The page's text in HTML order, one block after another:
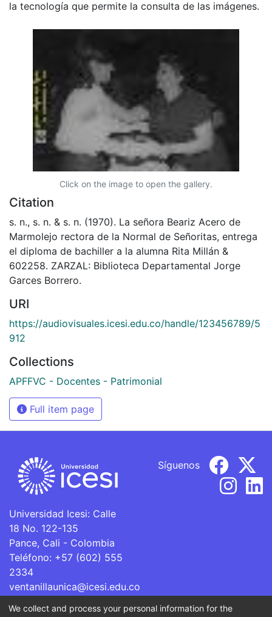
la tecnología que permite la consulta de las imágenes.
Click on the image to open the gallery.
Citation
s. n., s. n. & s. n. (1970). La señora Beariz Acero de
Marmolejo rectora de la Normal de Señoritas, entrega
el diploma de bachiller a la alumna Rita Millán &
602258. ZARZAL: Biblioteca Departamental Jorge
Garces Borrero.
URI
https://audiovisuales.icesi.edu.co/handle/123456789/5
912
Collections
APFFVC - Docentes - Patrimonial
Full item page
Universidad Icesi: Calle
18 No. 122-135
Pance, Cali - Colombia
Teléfono: +57 (602) 555
2334
ventanillaunica@icesi.edu.co
Síguenos
We collect and process your personal information for the